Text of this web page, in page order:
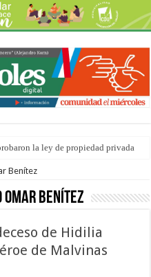
la ley de propiedad privada
la agenda ¿A dónde ir? para este
Benítez
Omar Benítez
de Hidilia
de Malvinas